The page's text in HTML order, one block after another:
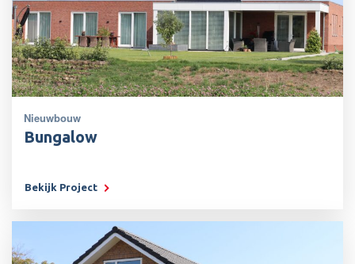
Nieuwbouw
Bungalow
Bekijk Project